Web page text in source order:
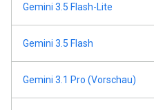
Gemini 3.5 Flash-Lite
Gemini 3.5 Flash
Gemini 3.1 Pro (Vorschau)